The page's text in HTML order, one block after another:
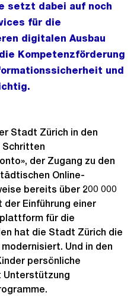
setzt dabei auf noch
für die
digitalen Ausbau
Kompetenzförderung
und
Stadt Zürich in den
Schritten
der Zugang zu den
Online-
bereits über 200 000
Einführung einer
für die
hat die Stadt Zürich die
Und in den
persönliche
Unterstützung